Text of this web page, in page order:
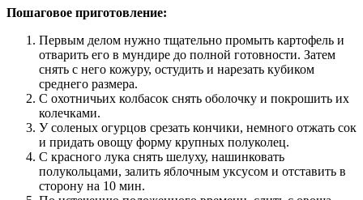
Пошаговое приготовление:
Первым делом нужно тщательно промыть картофель и
отварить его в мундире до полной готовности. Затем
снять с него кожуру, остудить и нарезать кубиком
среднего размера.
С охотничьих колбасок снять оболочку и покрошить их
колечками.
У соленых огурцов срезать кончики, немного отжать сок
и придать овощу форму крупных полуколец.
С красного лука снять шелуху, нашинковать
полукольцами, залить яблочным уксусом и отставить в
сторону на 10 мин.